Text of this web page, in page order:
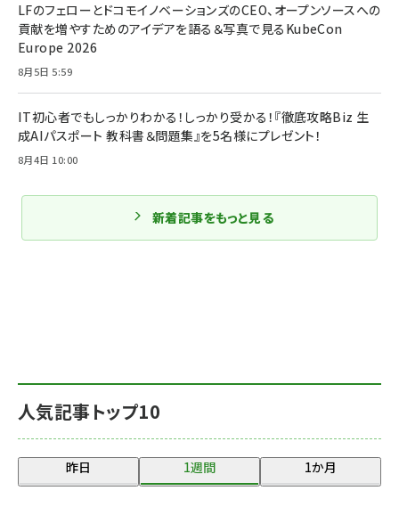
人気記事トップ10
昨日 1週間 1か月
LFのフェローとドコモイノベーションズのCEO、オープンソースへの
貢献を増やすためのアイデアを語る＆写真で見るKubeCon
Europe 2026
8月5日 5:59
IT初心者でもしっかりわかる！しっかり受かる！『徹底攻略Biz 生
成AIパスポート 教科書＆問題集』を5名様にプレゼント！
8月4日 10:00
新着記事をもっと見る